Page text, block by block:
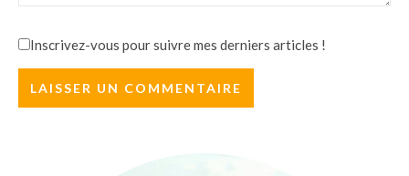
Inscrivez-vous pour suivre mes derniers articles !